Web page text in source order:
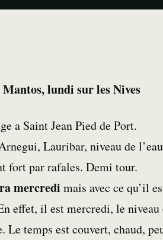
lundi sur les Nives
a Saint Jean Pied de Port.
Lauribar, niveau de
fort par rafales. Demi tour.
mercredi mais avec ce qu’il
effet, il est mercredi, le
Le temps est couvert, chaud,